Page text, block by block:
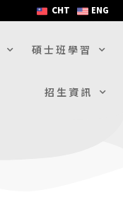
CHT ENG
碩士班學習
招生資訊